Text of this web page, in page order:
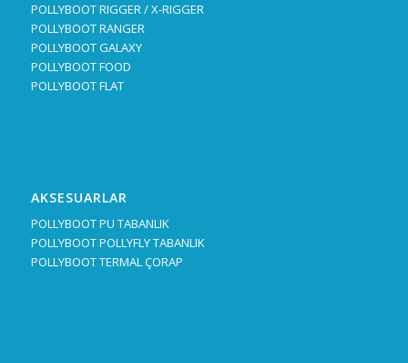
POLLYBOOT RIGGER / X-RIGGER
POLLYBOOT RANGER
POLLYBOOT GALAXY
POLLYBOOT FOOD
POLLYBOOT FLAT
AKSESUARLAR
POLLYBOOT PU TABANLIK
POLLYBOOT POLLYFLY TABANLIK
POLLYBOOT TERMAL ÇORAP